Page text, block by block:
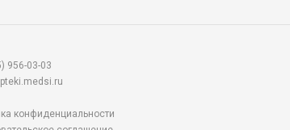
956-03-03
конфиденциальности